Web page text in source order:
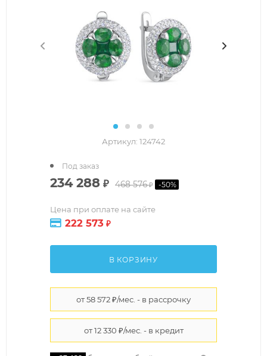
Артикул: 124742
234 288 ₽ 468 576₽ -50%
Цена при оплате на сайте
222 573 ₽
Под заказ
В КОРЗИНУ